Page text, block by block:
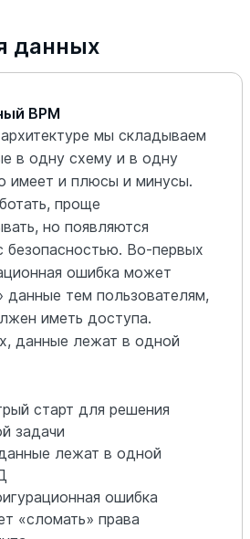
данных
BPM
мы складываем
в одну схему и в одну
имеет и плюсы и минусы.
проще
но появляются
безопасностью. Во-первых
ошибка может
данные тем пользователям,
иметь доступа.
данные лежат в одной
старт для решения
задачи
лежат в одной
ошибка
«сломать» права